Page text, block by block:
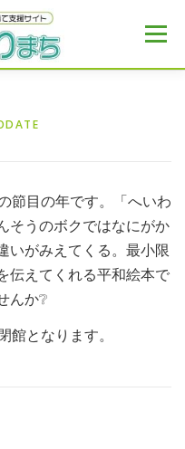
メニュー
節目の年です。「へいわ
そうのボクではなにがか
いがみえてくる。最小限
伝えてくれる平和絵本で
んか❔
となります。